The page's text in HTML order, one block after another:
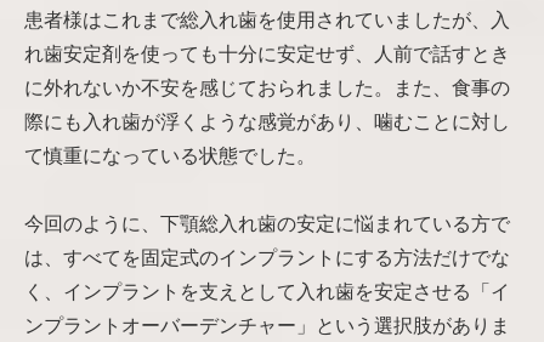
患者様はこれまで総入れ歯を使用されていましたが、入
れ歯安定剤を使っても十分に安定せず、人前で話すとき
に外れないか不安を感じておられました。また、食事の
際にも入れ歯が浮くような感覚があり、噛むことに対し
て慎重になっている状態でした。
今回のように、下顎総入れ歯の安定に悩まれている方で
は、すべてを固定式のインプラントにする方法だけでな
く、インプラントを支えとして入れ歯を安定させる「イ
ンプラントオーバーデンチャー」という選択肢がありま